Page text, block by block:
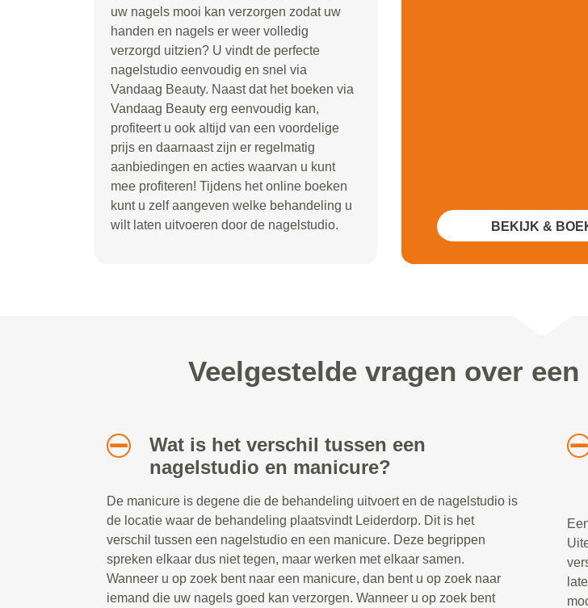
uw nagels mooi kan verzorgen zodat uw
handen en nagels er weer volledig
verzorgd uitzien? U vindt de perfecte
nagelstudio eenvoudig en snel via
Vandaag Beauty. Naast dat het boeken via
Vandaag Beauty erg eenvoudig kan,
profiteert u ook altijd van een voordelige
prijs en daarnaast zijn er regelmatig
aanbiedingen en acties waarvan u kunt
mee profiteren! Tijdens het online boeken
kunt u zelf aangeven welke behandeling u
wilt laten uitvoeren door de nagelstudio.
BEKIJK &
Veelgestelde vragen over
Wat is het verschil tussen een
nagelstudio en manicure?
De manicure is degene die de behandeling uitvoert en de nagelstudio is
de locatie waar de behandeling plaatsvindt Leiderdorp. Dit is het
verschil tussen een nagelstudio en een manicure. Deze begrippen
spreken elkaar dus niet tegen, maar werken met elkaar samen.
Wanneer u op zoek bent naar een manicure, dan bent u op zoek naar
iemand die uw nagels goed kan verzorgen. Wanneer u op zoek bent